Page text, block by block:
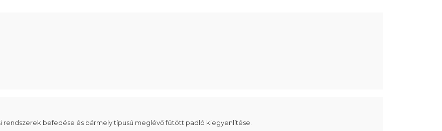
befedése és bármely típusú meglévő fűtött padló kiegyenlítése.